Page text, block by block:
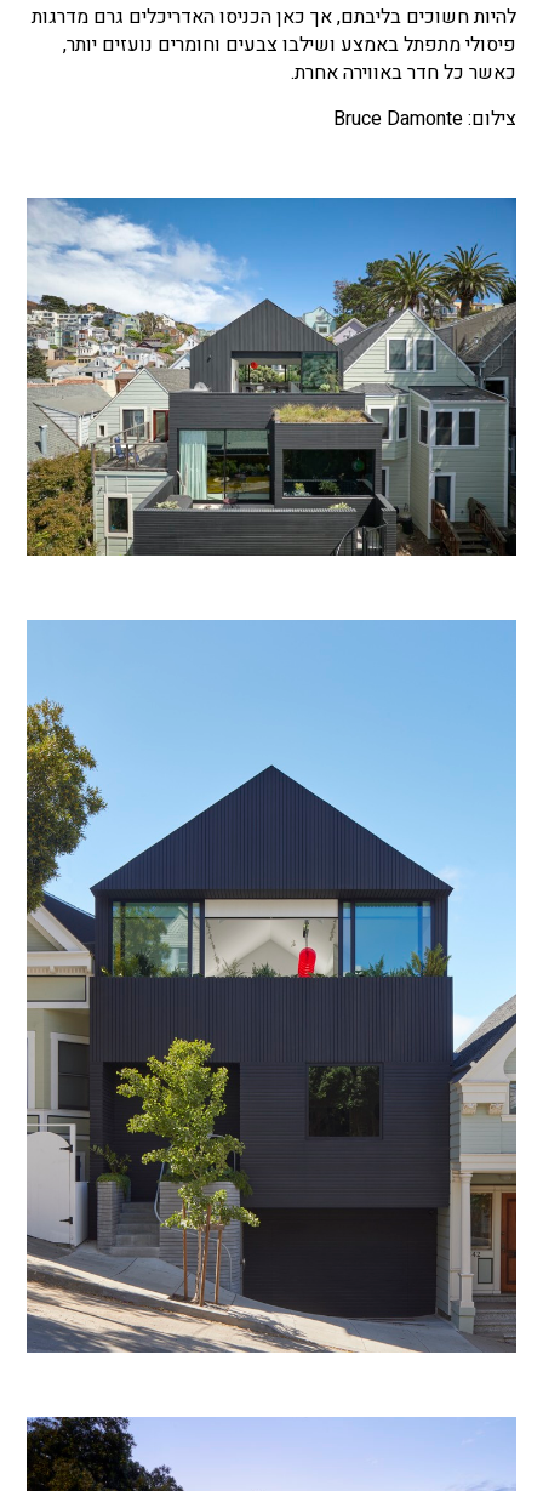
להיות חשוכים בליבתם, אך כאן הכניסו האדריכלים גרם מדרגות
פיסולי מתפתל באמצע ושילבו צבעים וחומרים נועזים יותר,
כאשר כל חדר באווירה אחרת.
צילום: Bruce Damonte